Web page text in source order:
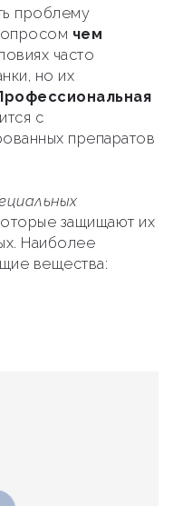
проблему
чем
часто
но их
с
препаратов
защищают их
Наиболее
вещества: